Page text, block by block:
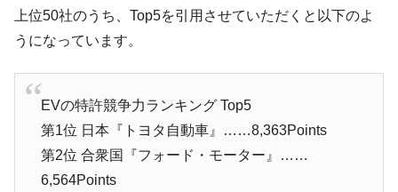
『Money1』
【米韓激突案件】韓国消費者院が『クーパ
ン』1人当たり賠償10万ウォンを認定 ⇒ 総額3兆7,000億
『Money1』
韓国型イージス搭載の次世代駆逐艦
「KDDX」1番艦、2032年竣工と公示
『Money1』
に韓国がいっちょがみしたのでは。
上位50社のうち、Top5を引用させていただくと以下のよ
うになっています。
EVの特許競争力ランキング Top5
第1位 日本『トヨタ自動車』……8,363Points
第2位 合衆国『フォード・モーター』……
6,564Points